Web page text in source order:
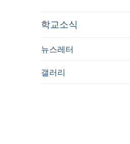
학교소식
뉴스레터
갤러리